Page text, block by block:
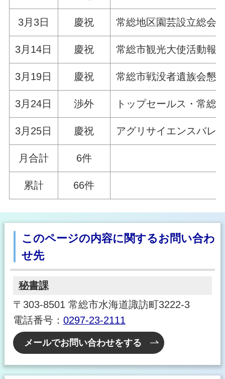
3月3日 慶祝 常総地区園芸設立総会
3月14日 慶祝 常総市観光大使活動報
3月19日 慶祝 常総市戦没者遺族会懇
3月24日 渉外 トップセールス・常総
3月25日 慶祝 アグリサイエンスバレ
月合計 6件
累計 66件
このページの内容に関するお問い合わ
せ先
秘書課
〒303-8501 常総市水海道諏訪町3222-3
電話番号： 0297-23-2111
メールでお問い合わせをする